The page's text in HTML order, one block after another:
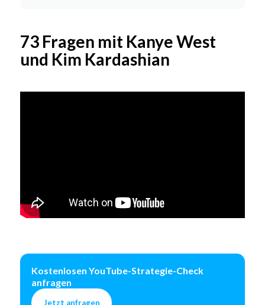
73 Fragen mit Kanye West
und Kim Kardashian
Kostenlosen YouTube-Strategie-Check
anfragen
Jetzt anfragen